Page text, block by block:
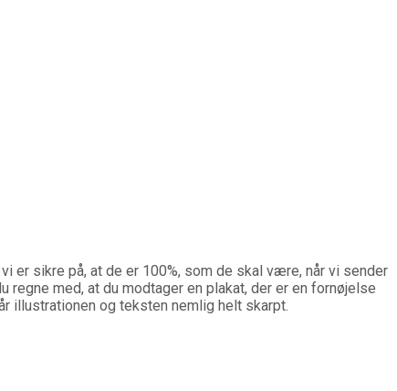
er sikre på, at de er 100%, som de skal være, når vi sender
med, at du modtager en plakat, der er en fornøjelse
illustrationen og teksten nemlig helt skarpt.